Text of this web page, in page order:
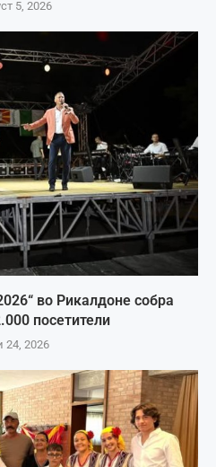
5, 2026
во Рикалдоне собра
посетители
24, 2026